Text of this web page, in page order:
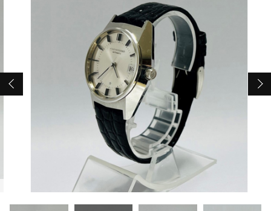
ショッピングを続ける
カートを確認する
Azusa Marble-W
Azusa PREMIER
Azusa RETROSPEC
TMPL
ハニカムビー
アンティーク
SEIKO
～
在庫あり セール